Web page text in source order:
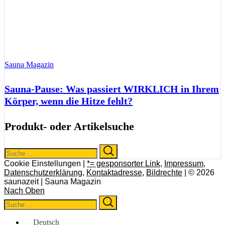
Sauna Magazin
Sauna-Pause: Was passiert WIRKLICH in Ihrem
Körper, wenn die Hitze fehlt?
Produkt- oder Artikelsuche
Search
for:
Cookie Einstellungen | *= gesponsorter Link, Impressum,
Datenschutzerklärung, Kontaktadresse, Bildrechte | © 2026
saunazeit | Sauna Magazin
Nach Oben
Search
for:
Deutsch